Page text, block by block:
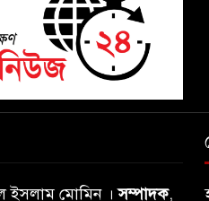
ইসলাম মোমিন ।সম্পাদক,